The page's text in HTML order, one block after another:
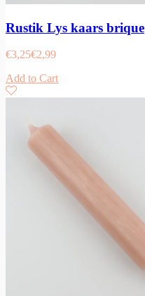
Rustik Lys kaars brique
€3,25€2,99
Add to Cart